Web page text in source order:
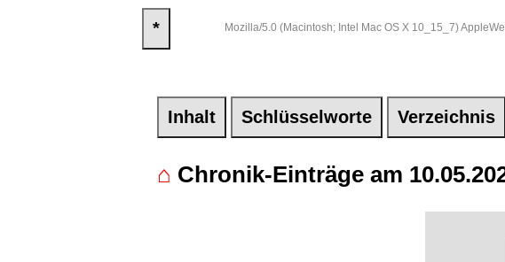
* Mozilla/5.0 (Macintosh; Intel Mac OS X 10_15_7)
Inhalt Schlüsselworte Verzeichnis
⌂ Chronik-Einträge am